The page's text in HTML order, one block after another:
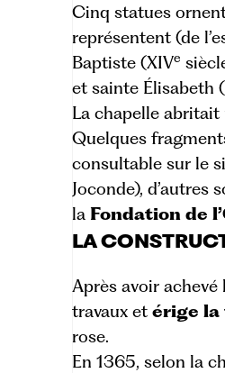
Cinq statues
représentent (de
Baptiste (XIVe
et sainte Élisabeth
La chapelle abritait
Quelques
consultable sur le
Joconde), d’autres
la Fondation de
LA
Après avoir
travaux et érige la
rose.
En 1365, selon la